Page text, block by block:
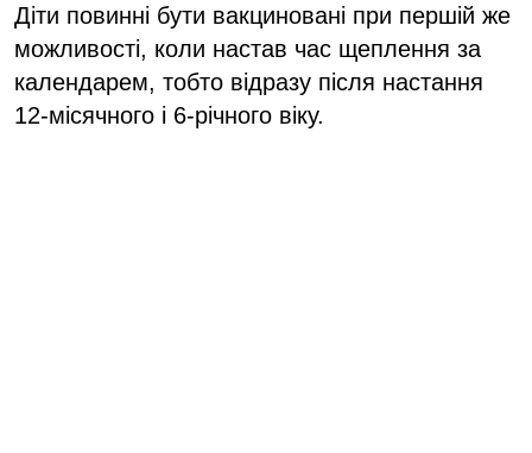
Діти повинні бути вакциновані при першій же
можливості, коли настав час щеплення за
календарем, тобто відразу після настання
12-місячного і 6-річного віку.